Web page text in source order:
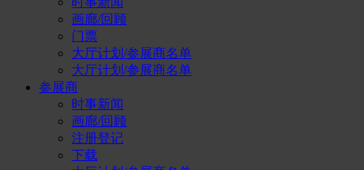
画廊/回顾
门票
大厅计划/参展商名单
大厅计划/参展商名单
参展商
时事新闻
画廊/回顾
注册登记
下载